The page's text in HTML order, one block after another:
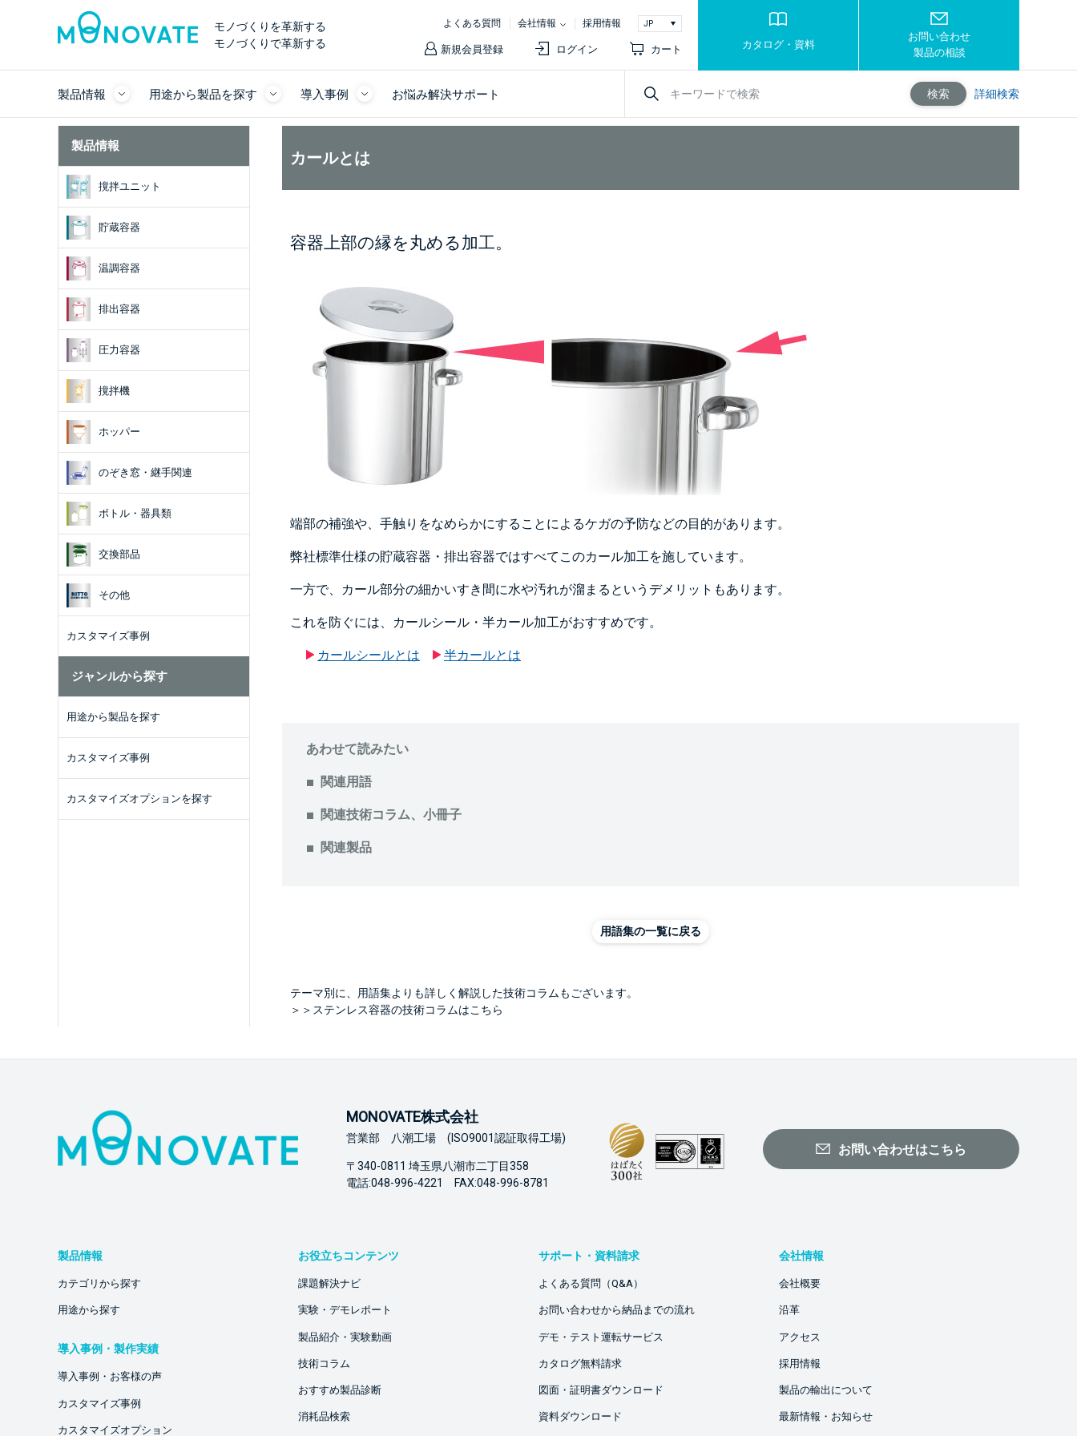
モノづくりを革新する
モノづくりで革新する
よくある質問 会社情報 採用情報
新規会員登録 ログイン カート カタログ・資料
お問い合わせ
製品の相談
製品情報 用途から製品を探す 導入事例 お悩み解決サポート 検索 詳細検索
製品情報
撹拌ユニット
貯蔵容器
温調容器
排出容器
圧力容器
撹拌機
ホッパー
のぞき窓・継手関連
ボトル・器具類
交換部品
その他
カスタマイズ事例
ジャンルから探す
用途から製品を探す
カスタマイズ事例
カスタマイズオプションを探す
カールとは
容器上部の縁を丸める加工。
端部の補強や、手触りをなめらかにすることによるケガの予防などの目的があります。
弊社標準仕様の貯蔵容器・排出容器ではすべてこのカール加工を施しています。
一方で、カール部分の細かいすき間に水や汚れが溜まるというデメリットもあります。
これを防ぐには、カールシール・半カール加工がおすすめです。
カールシールとは 半カールとは
あわせて読みたい
関連用語
関連技術コラム、小冊子
関連製品
用語集の一覧に戻る
テーマ別に、用語集よりも詳しく解説した技術コラムもございます。
＞＞ステンレス容器の技術コラムはこちら
MONOVATE株式会社
営業部 八潮工場 (ISO9001認証取得工場)
〒340-0811 埼玉県八潮市二丁目358
電話:048-996-4221 FAX:048-996-8781
お問い合わせはこちら
製品情報
カテゴリから探す
用途から探す
導入事例・製作実績
導入事例・お客様の声
カスタマイズ事例
カスタマイズオプション
お役立ちコンテンツ
課題解決ナビ
実験・デモレポート
製品紹介・実験動画
技術コラム
おすすめ製品診断
消耗品検索
サポート・資料請求
よくある質問（Q&A）
お問い合わせから納品までの流れ
デモ・テスト運転サービス
カタログ無料請求
図面・証明書ダウンロード
資料ダウンロード
会社情報
会社概要
沿革
アクセス
採用情報
製品の輸出について
最新情報・お知らせ